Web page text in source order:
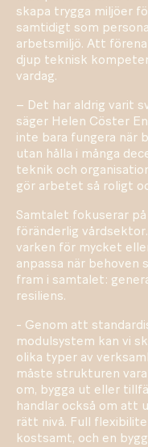
skapa trygga miljöer
samtidigt som
arbetsmiljö. Att
djup teknisk
vardag.
– Det har aldrig varit
säger Helen Cöster
inte bara fungera när
utan hålla i många
teknik och
gör arbetet så roligt
Samtalet fokuserar
föränderlig
varken för mycket
anpassa när behoven
fram i samtalet:
resiliens.
- Genom att
modulsystem kan vi
olika typer av
måste strukturen
om, bygga ut eller
handlar också om att
rätt nivå. Full
kostsamt, och en